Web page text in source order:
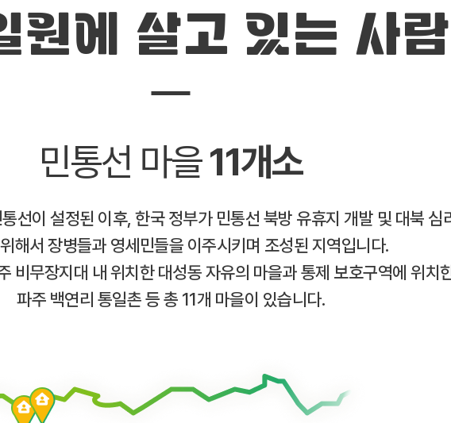
에 살고 있는 사
민통선 마을11개소
선이 설정된 이후, 한국 정부가 민통선 북방 유휴지 개발 및 대북 심
해서 장병들과 영세민들을 이주시키며 조성된 지역입니다.
비무장지대 내 위치한 대성동 자유의 마을과 통제 보호구역에 위치
파주 백연리 통일촌 등 총 11개 마을이 있습니다.